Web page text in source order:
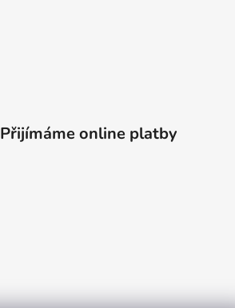
Přijímáme online platby